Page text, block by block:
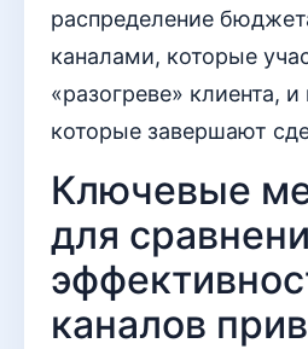
распределение
каналами, которые
«разогреве» клиента,
которые завершают
Ключевые
для
каналов